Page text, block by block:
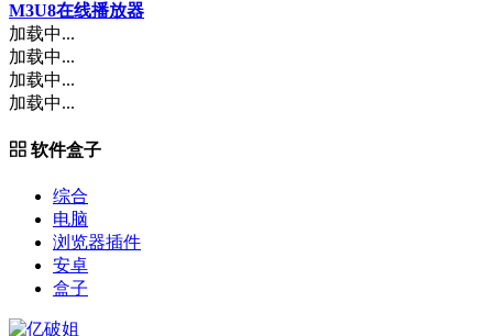
M3U8在线播放器
加载中...
加载中...
加载中...
加载中...
软件盒子
综合
电脑
浏览器插件
安卓
盒子